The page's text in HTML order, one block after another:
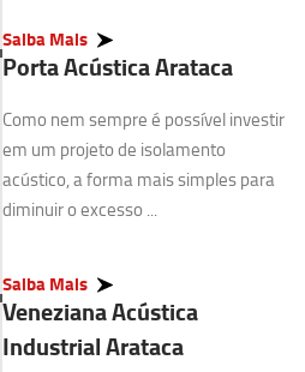
Saiba Mais
Porta Acústica Arataca
Como nem sempre é possível investir
em um projeto de isolamento
acústico, a forma mais simples para
diminuir o excesso ...
Saiba Mais
Veneziana Acústica
Industrial Arataca